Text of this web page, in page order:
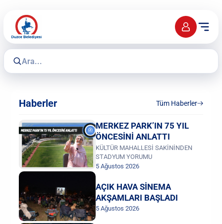
Haberler Tüm Haberler
MERKEZ PARK’IN 75 YIL
ÖNCESİNİ ANLATTI
KÜLTÜR MAHALLESİ SAKİNİNDEN
STADYUM YORUMU
5 Ağustos 2026
AÇIK HAVA SİNEMA
AKŞAMLARI BAŞLADI
5 Ağustos 2026